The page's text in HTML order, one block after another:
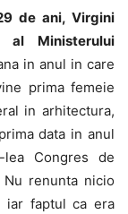
de ani, Virgini
Ministerului
in anul in care
prima femeie
in arhitectura,
data in anul
lea Congres de
renunta nicio
iar faptul ca era